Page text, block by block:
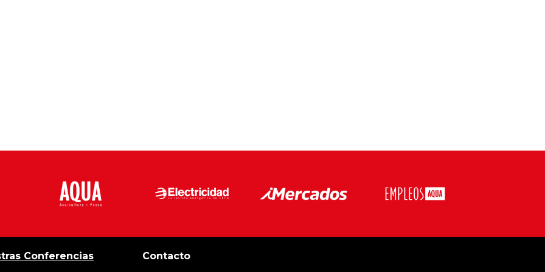
Conferencias Contacto